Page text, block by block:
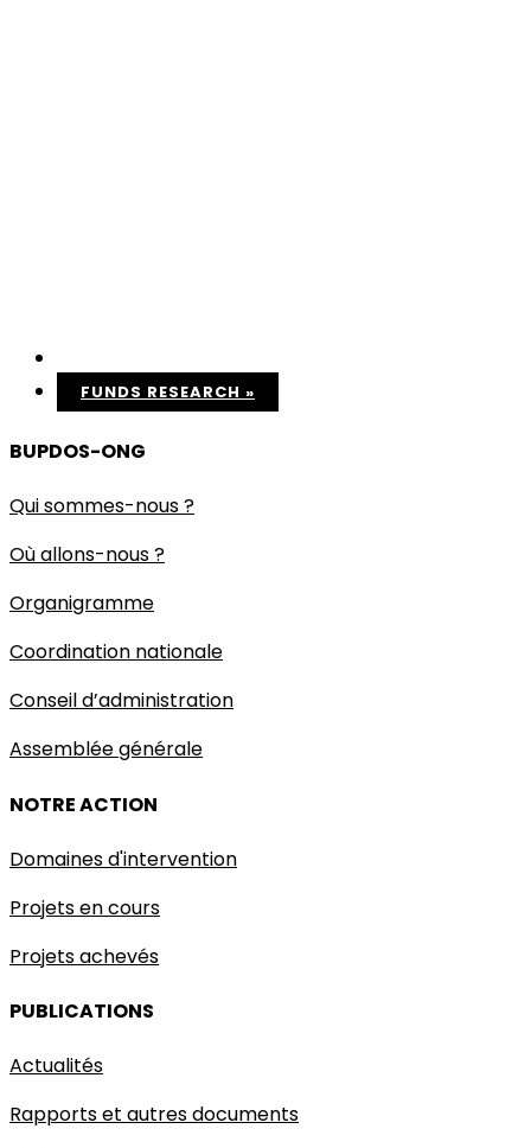
FUNDS RESEARCH »
BUPDOS-ONG
Qui sommes-nous ?
Où allons-nous ?
Organigramme
Coordination nationale
Conseil d’administration
Assemblée générale
NOTRE ACTION
Domaines d'intervention
Projets en cours
Projets achevés
PUBLICATIONS
Actualités
Rapports et autres documents